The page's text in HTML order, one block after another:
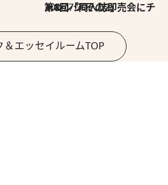
2026.7.30
第8回「同人誌即売会にチャレンジ その2」
＆エッセイルームTOP